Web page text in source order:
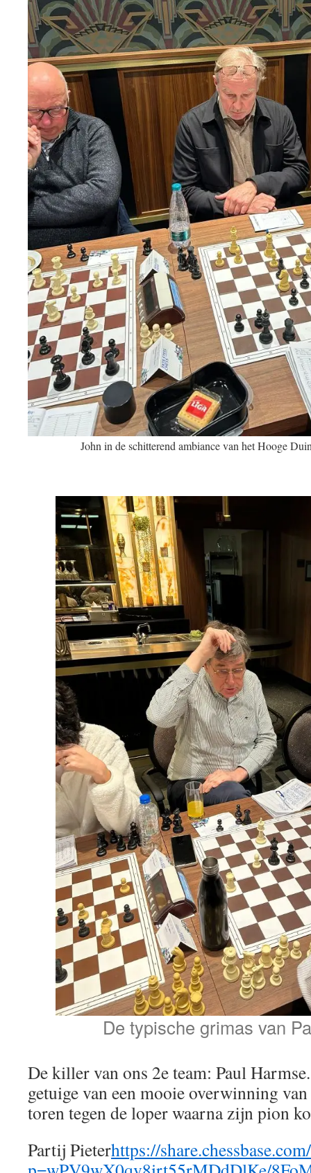
John in de schitterend ambiance van het Hooge
De typische grimas van
De killer van ons 2e team: Paul
getuige van een mooie overwinning
toren tegen de loper waarna zijn pion
Partij Pieterhttps://